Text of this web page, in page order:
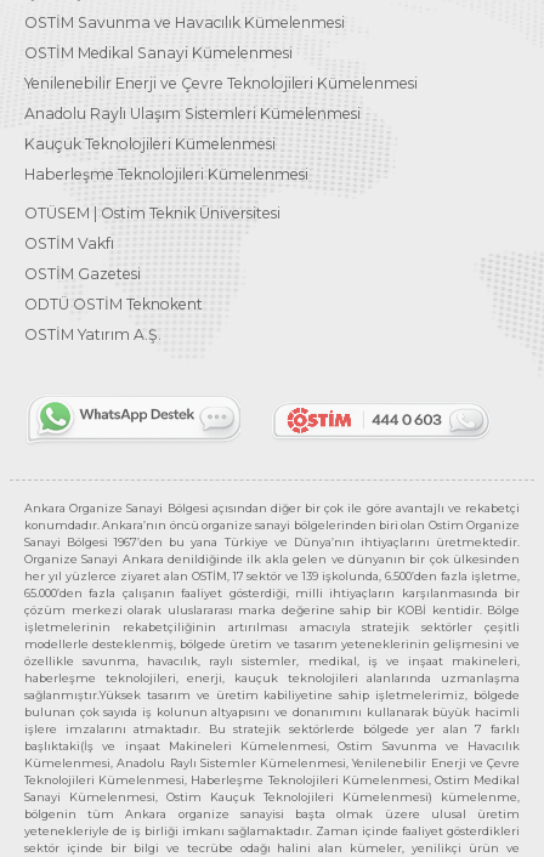
OSTİM Savunma ve Havacılık Kümelenmesi
OSTİM Medikal Sanayi Kümelenmesi
Yenilenebilir Enerji ve Çevre Teknolojileri Kümelenmesi
Anadolu Raylı Ulaşım Sistemleri Kümelenmesi
Kauçuk Teknolojileri Kümelenmesi
Haberleşme Teknolojileri Kümelenmesi
OTÜSEM | Ostim Teknik Üniversitesi
OSTİM Vakfı
OSTİM Gazetesi
ODTÜ OSTİM Teknokent
OSTİM Yatırım A.Ş.
Ankara Organize Sanayi Bölgesi açısından diğer bir çok ile göre avantajlı ve rekabetçi
konumdadır. Ankara’nın öncü organize sanayi bölgelerinden biri olan Ostim Organize
Sanayi Bölgesi 1967’den bu yana Türkiye ve Dünya’nın ihtiyaçlarını üretmektedir.
Organize Sanayi Ankara denildiğinde ilk akla gelen ve dünyanın bir çok ülkesinden
her yıl yüzlerce ziyaret alan OSTİM, 17 sektör ve 139 işkolunda, 6.500’den fazla işletme,
65.000’den fazla çalışanın faaliyet gösterdiği, milli ihtiyaçların karşılanmasında bir
çözüm merkezi olarak uluslararası marka değerine sahip bir KOBİ kentidir. Bölge
işletmelerinin rekabetçiliğinin artırılması amacıyla stratejik sektörler çeşitli
modellerle desteklenmiş, bölgede üretim ve tasarım yeteneklerinin gelişmesini ve
özellikle savunma, havacılık, raylı sistemler, medikal, iş ve inşaat makineleri,
haberleşme teknolojileri, enerji, kauçuk teknolojileri alanlarında uzmanlaşma
sağlanmıştır.Yüksek tasarım ve üretim kabiliyetine sahip işletmelerimiz, bölgede
bulunan çok sayıda iş kolunun altyapısını ve donanımını kullanarak büyük hacimli
işlere imzalarını atmaktadır. Bu stratejik sektörlerde bölgede yer alan 7 farklı
başlıktaki(İş ve inşaat Makineleri Kümelenmesi, Ostim Savunma ve Havacılık
Kümelenmesi, Anadolu Raylı Sistemler Kümelenmesi, Yenilenebilir Enerji ve Çevre
Teknolojileri Kümelenmesi, Haberleşme Teknolojileri Kümelenmesi, Ostim Medikal
Sanayi Kümelenmesi, Ostim Kauçuk Teknolojileri Kümelenmesi) kümelenme,
bölgenin tüm Ankara organize sanayisi başta olmak üzere ulusal üretim
yetenekleriyle de iş birliği imkanı sağlamaktadır. Zaman içinde faaliyet gösterdikleri
sektör içinde bir bilgi ve tecrübe odağı halini alan kümeler, yenilikçi ürün ve